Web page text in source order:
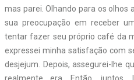
mas parei. Olhando para os olhos
sua preocupação em receber
tentar fazer seu próprio café da
expressei minha satisfação com
desjejum. Depois, assegurei-lhe
realmente era. Então, juntos,